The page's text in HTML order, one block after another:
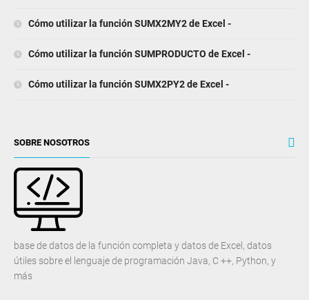
Cómo utilizar la función SUMX2MY2 de Excel -
Cómo utilizar la función SUMPRODUCTO de Excel -
Cómo utilizar la función SUMX2PY2 de Excel -
SOBRE NOSOTROS
base de datos de la función completa y datos de Excel, datos
útiles sobre el lenguaje de programación Java, C ++, Python, y
más